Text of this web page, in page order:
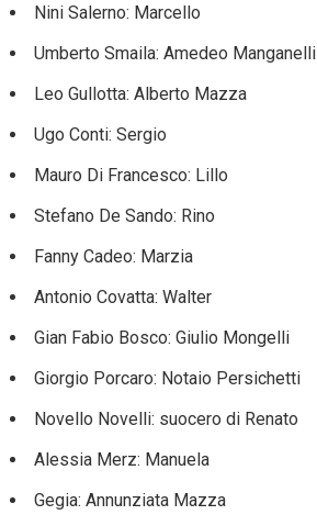
Nini Salerno: Marcello
Umberto Smaila: Amedeo Manganelli
Leo Gullotta: Alberto Mazza
Ugo Conti: Sergio
Mauro Di Francesco: Lillo
Stefano De Sando: Rino
Fanny Cadeo: Marzia
Antonio Covatta: Walter
Gian Fabio Bosco: Giulio Mongelli
Giorgio Porcaro: Notaio Persichetti
Novello Novelli: suocero di Renato
Alessia Merz: Manuela
Gegia: Annunziata Mazza